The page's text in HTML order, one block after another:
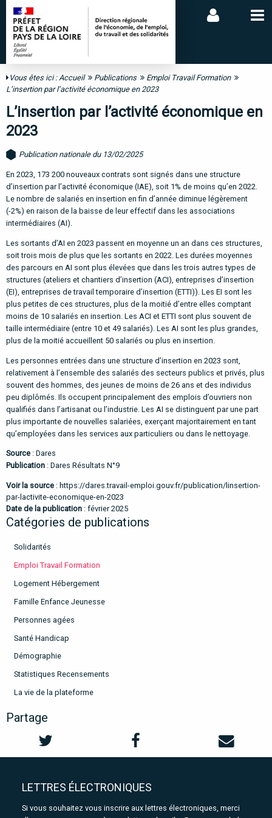
Vous êtes ici :Accueil Publications
Emploi Travail Formation
L’insertion par l’activité économique en 2023
L’insertion par l’activité économique en
2023
Publication nationale du 13/02/2025
En 2023, 173 200 nouveaux contrats sont signés dans une structure
d’insertion par l’activité économique (IAE), soit 1% de moins qu’en 2022.
Le nombre de salariés en insertion en fin d’année diminue légèrement
(-2%) en raison de la baisse de leur effectif dans les associations
intermédiaires (AI).
Les sortants d’AI en 2023 passent en moyenne un an dans ces structures,
soit trois mois de plus que les sortants en 2022. Les durées moyennes
des parcours en AI sont plus élevées que dans les trois autres types de
structures (ateliers et chantiers d’insertion (ACI), entreprises d’insertion
(EI), entreprises de travail temporaire d’insertion (ETTI)). Les EI sont les
plus petites de ces structures, plus de la moitié d’entre elles comptant
moins de 10 salariés en insertion. Les ACI et ETTI sont plus souvent de
taille intermédiaire (entre 10 et 49 salariés). Les AI sont les plus grandes,
plus de la moitié accueillent 50 salariés ou plus en insertion.
Les personnes entrées dans une structure d’insertion en 2023 sont,
relativement à l’ensemble des salariés des secteurs publics et privés, plus
souvent des hommes, des jeunes de moins de 26 ans et des individus
peu diplômés. Ils occupent principalement des emplois d’ouvriers non
qualifiés dans l’artisanat ou l’industrie. Les AI se distinguent par une part
plus importante de nouvelles salariées, exerçant majoritairement en tant
qu’employées dans les services aux particuliers ou dans le nettoyage.
Source : Dares
Publication : Dares Résultats N°9
Voir la source : https://dares.travail-emploi.gouv.fr/publication/linsertion-
par-lactivite-economique-en-2023
Date de la publication : février 2025
Catégories de publications
Solidarités
Emploi Travail Formation
Logement Hébergement
Famille Enfance Jeunesse
Personnes agées
Santé Handicap
Démographie
Statistiques Recensements
La vie de la plateforme
Partage
LETTRES ÉLECTRONIQUES
Si vous souhaitez vous inscrire aux lettres électroniques, merci